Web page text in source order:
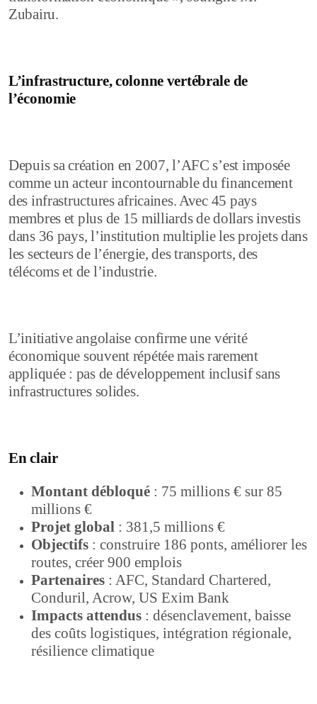
Zubairu.
L’infrastructure, colonne vertébrale de
l’économie
Depuis sa création en 2007, l’AFC s’est imposée
comme un acteur incontournable du financement
des infrastructures africaines. Avec 45 pays
membres et plus de 15 milliards de dollars investis
dans 36 pays, l’institution multiplie les projets dans
les secteurs de l’énergie, des transports, des
télécoms et de l’industrie.
L’initiative angolaise confirme une vérité
économique souvent répétée mais rarement
appliquée : pas de développement inclusif sans
infrastructures solides.
En clair
Montant débloqué : 75 millions € sur 85
millions €
Projet global : 381,5 millions €
Objectifs : construire 186 ponts, améliorer les
routes, créer 900 emplois
Partenaires : AFC, Standard Chartered,
Conduril, Acrow, US Exim Bank
Impacts attendus : désenclavement, baisse
des coûts logistiques, intégration régionale,
résilience climatique